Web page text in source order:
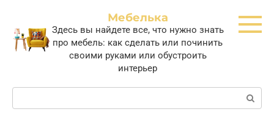
контенту
Мебелька
Здесь вы найдете все, что нужно знать
про мебель: как сделать или починить
своими руками или обустроить
интерьер
Поиск: